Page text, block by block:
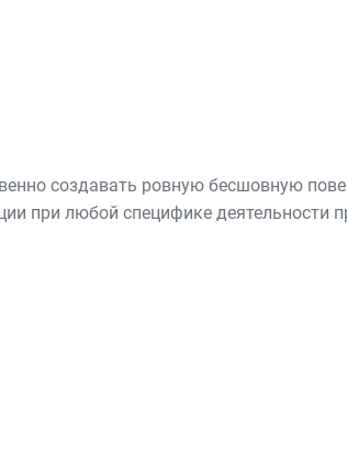
создавать ровную бесшовную
при любой специфике деятельности